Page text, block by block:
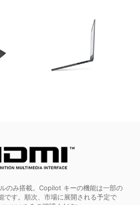
のみ搭載。Copilot キーの機能は一部の
です。順次、市場に展開される予定で